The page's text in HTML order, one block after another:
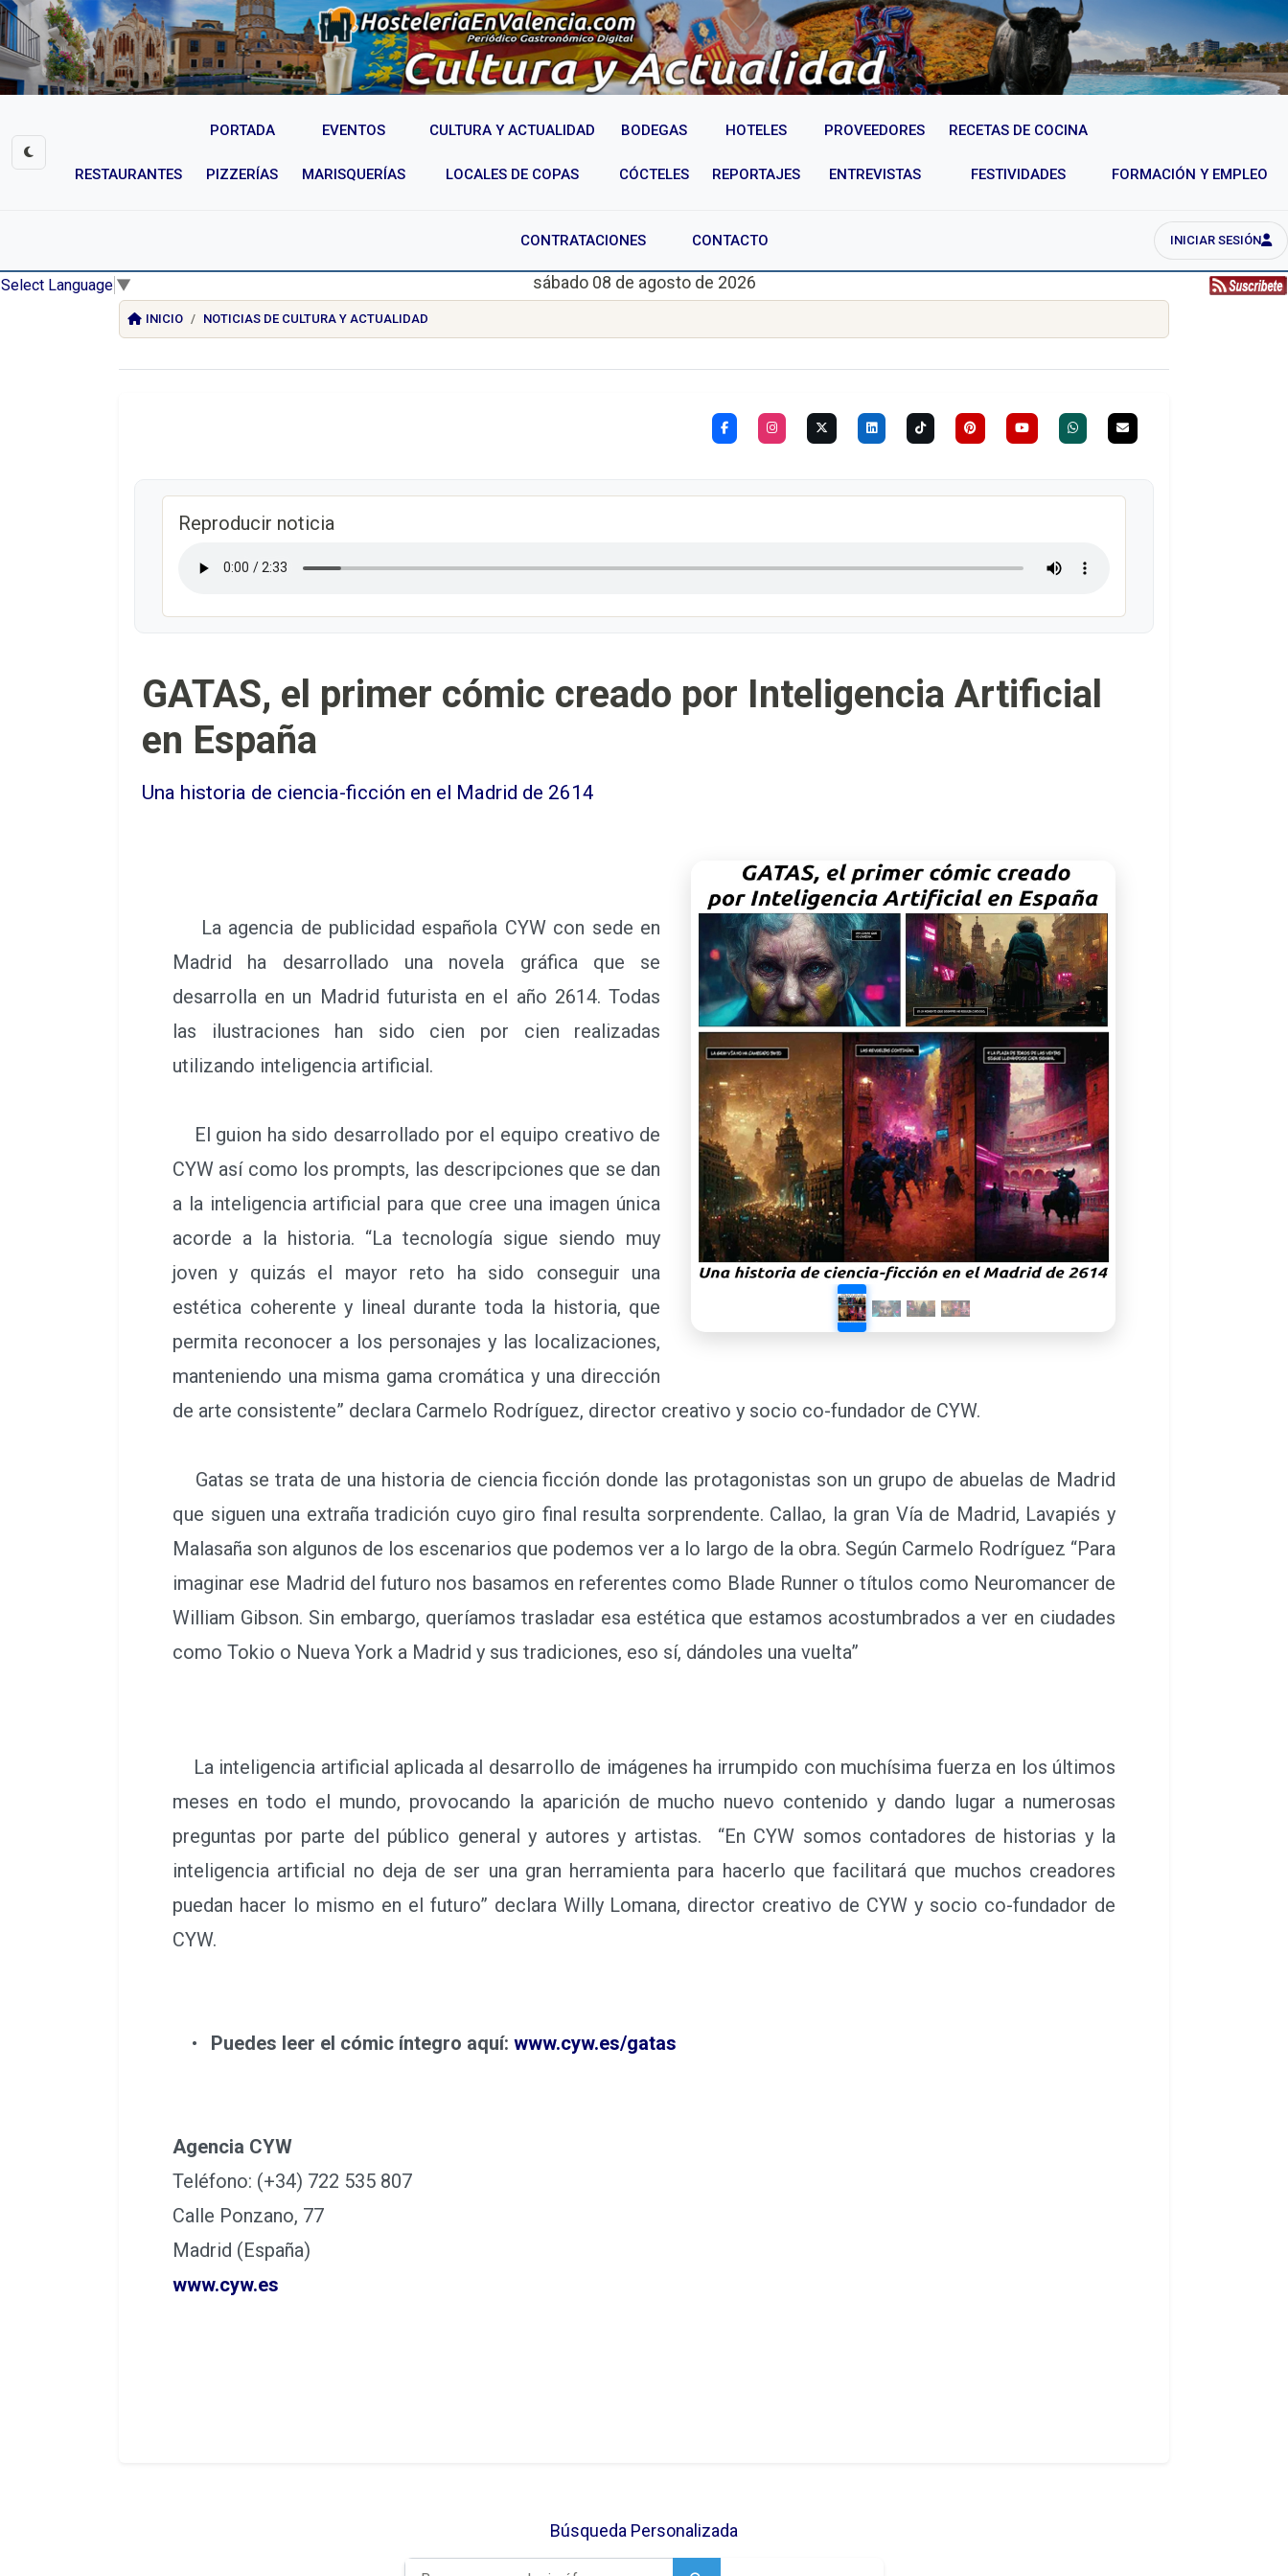
PORTADA EVENTOS CULTURA Y ACTUALIDAD BODEGAS HOTELES PROVEEDORES RECETAS DE COCINA
RESTAURANTES PIZZERÍAS MARISQUERÍAS LOCALES DE COPAS CÓCTELES REPORTAJES ENTREVISTAS FESTIVIDADES FORMACIÓN Y EMPLEO
CONTRATACIONES CONTACTO INICIAR SESIÓN
Select Language ▼ sábado 08 de agosto de 2026
INICIO NOTICIAS DE CULTURA Y ACTUALIDAD
Reproducir noticia
GATAS, el primer cómic creado por Inteligencia Artificial
en España
Una historia de ciencia-ficción en el Madrid de 2614
La agencia de publicidad española CYW con sede en
Madrid ha desarrollado una novela gráfica que se
desarrolla en un Madrid futurista en el año 2614. Todas
las ilustraciones han sido cien por cien realizadas
utilizando inteligencia artificial.
El guion ha sido desarrollado por el equipo creativo de
CYW así como los prompts, las descripciones que se dan
a la inteligencia artificial para que cree una imagen única
acorde a la historia. “La tecnología sigue siendo muy
joven y quizás el mayor reto ha sido conseguir una
estética coherente y lineal durante toda la historia, que
permita reconocer a los personajes y las localizaciones,
manteniendo una misma gama cromática y una dirección
de arte consistente” declara Carmelo Rodríguez, director
Gatas se trata de una historia de ciencia ficción donde
las protagonistas son un grupo de abuelas de Madrid que
siguen una extraña tradición cuyo giro final resulta
sorprendente. Callao, la gran Vía de Madrid, Lavapiés y
Malasaña son algunos de los escenarios que podemos ver a lo largo de la obra. Según Carmelo Rodríguez “Para
como Tokio o Nueva York a Madrid y sus tradiciones, eso sí, dándoles una vuelta”
La inteligencia artificial aplicada al desarrollo de imágenes ha irrumpido con muchísima fuerza en los últimos
meses en todo el mundo, provocando la aparición de mucho nuevo contenido y dando lugar a numerosas
preguntas por parte del público general y autores y artistas. “En CYW somos contadores de historias y la
CYW.
• Puedes leer el cómic íntegro aquí:
Agencia CYW
Teléfono: (+34) 722 535 807